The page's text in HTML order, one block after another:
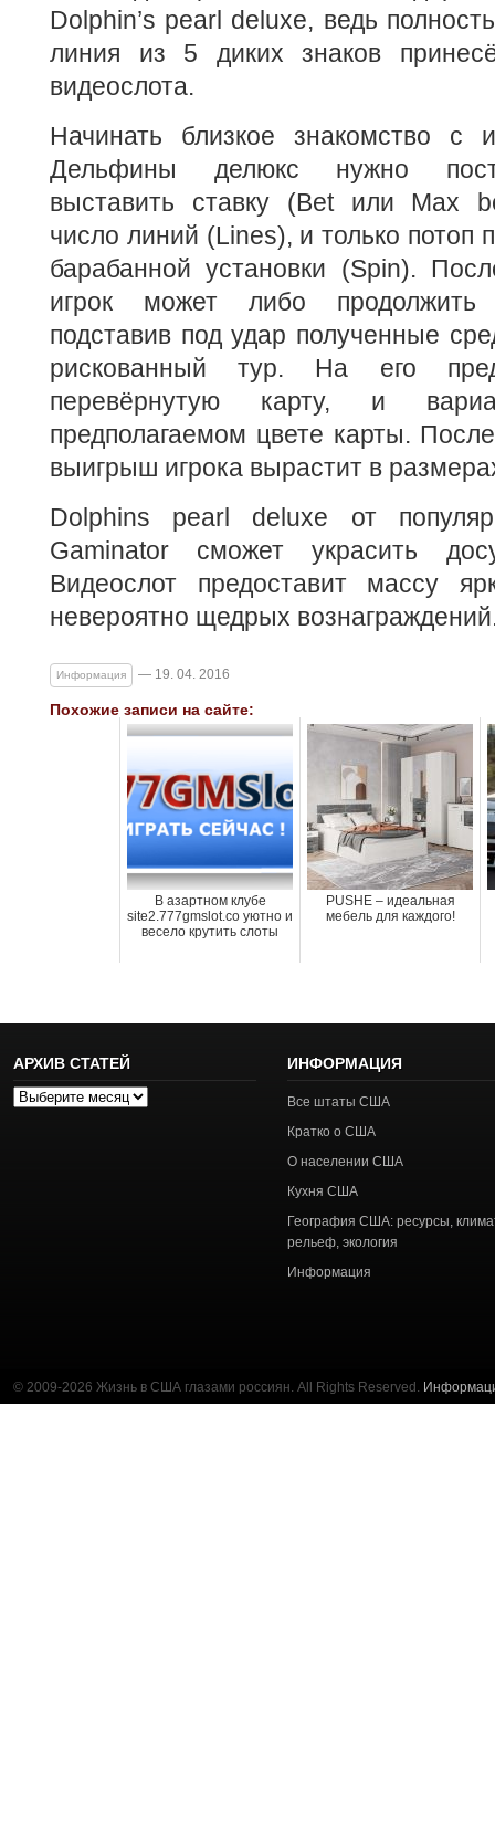
Dolphin’s pearl deluxe, ведь
линия из 5 диких знаков
видеослота.
Начинать близкое знакомство с
Дельфины делюкс нужно
выставить ставку (Bet или Max
число линий (Lines), и только потоп
барабанной установки (Spin).
игрок может либо
подставив под удар полученные
рискованный тур. На его
перевёрнутую карту, и
предполагаемом цвете карты.
выигрыш игрока вырастит в
Dolphins pearl deluxe от
Gaminator сможет украсить
Видеослот предоставит массу
невероятно щедрых
Информация — 19. 04. 2016
Похожие записи на сайте:
В азартном клубе
site2.777gmslot.co уютно и
весело крутить слоты
PUSHE – идеальная
мебель для каждого!
АРХИВ СТАТЕЙ
Архив
ИНФОРМАЦИЯ
Все штаты США
Кратко о США
О населении США
Кухня США
География США: ресурсы,
рельеф, экология
Информация
© 2009-2026 Жизнь в США глазами россиян. All Rights Reserved.